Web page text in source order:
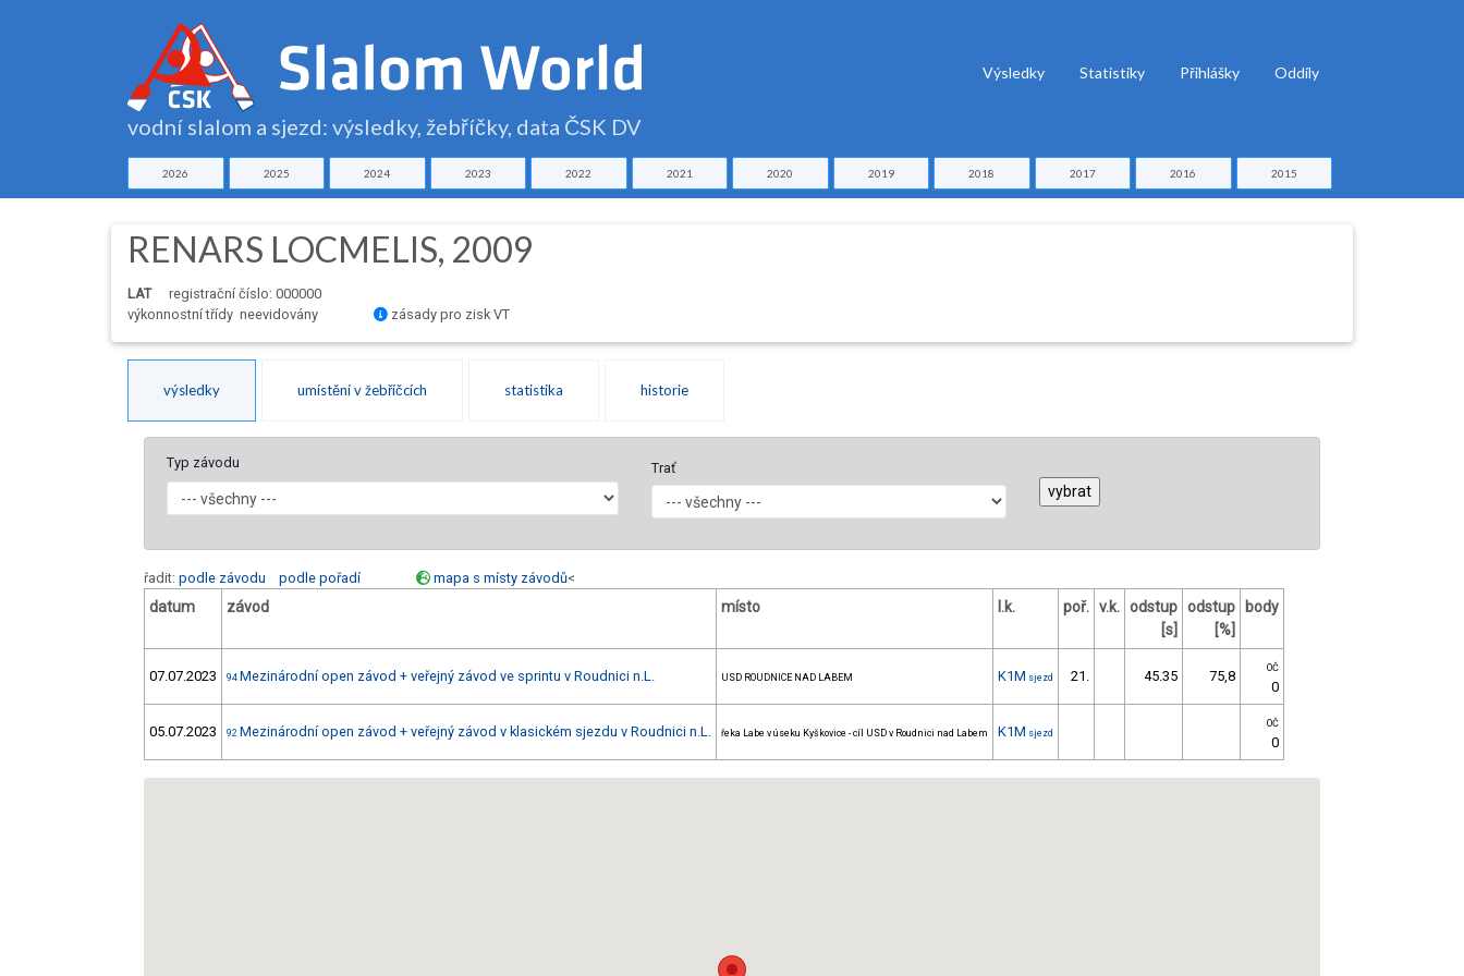
vodní slalom a sjezd: výsledky, žebříčky, data ČSK DV
Výsledky Statistiky Přihlášky Oddíly
2026 2025 2024 2023 2022 2021 2020 2019 2018 2017 2016 2015
RENARS LOCMELIS, 2009
LAT
registrační číslo: 000000
výkonnostní třídy neevidovány
zásady pro zisk VT
výsledky umístění v žebříčcích statistika historie
Typ závodu Trať
řadit: podle závodu podle pořadí mapa s místy závodů<
datum závod místo l.k. poř. v.k. odstup
[s]
odstup
[%]
body
07.07.2023 94 Mezinárodní open závod + veřejný závod ve sprintu v Roudnici n.L. USD ROUDNICE NAD LABEM K1M sjezd 21. 45.35 75,8 OČ
0
05.07.2023 92 Mezinárodní open závod + veřejný závod v klasickém sjezdu v Roudnici n.L. řeka Labe v úseku Kyškovice - cíl USD v Roudnici nad Labem K1M sjezd
OČ
0